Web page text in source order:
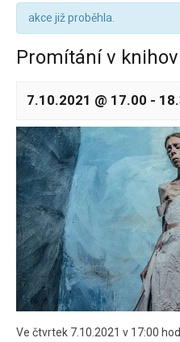
akce již proběhla.
Promítání v
7.10.2021 @ 17.00 -
Ve čtvrtek 7.10.2021 v 17:00